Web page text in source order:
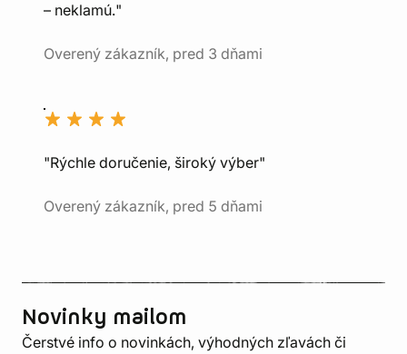
– neklamú."
Overený zákazník, pred 3 dňami
"Rýchle doručenie, široký výber"
Overený zákazník, pred 5 dňami
Novinky mailom
Čerstvé info o novinkách, výhodných zľavách či